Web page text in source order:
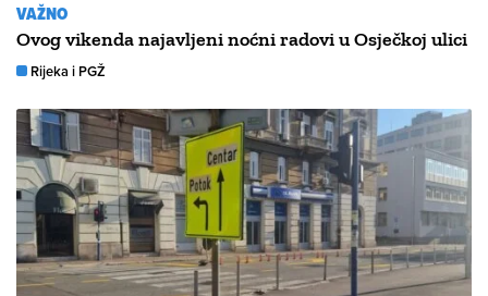
VAŽNO
Ovog vikenda najavljeni noćni radovi u Osječkoj ulici
Rijeka i PGŽ